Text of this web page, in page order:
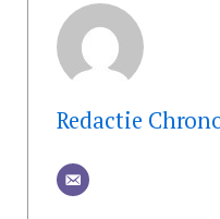
Redactie